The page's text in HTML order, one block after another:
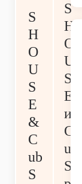
S
H
O
U
S
E
&
C
ub
S
S
H
O
U
S
E
и
C
ub
S